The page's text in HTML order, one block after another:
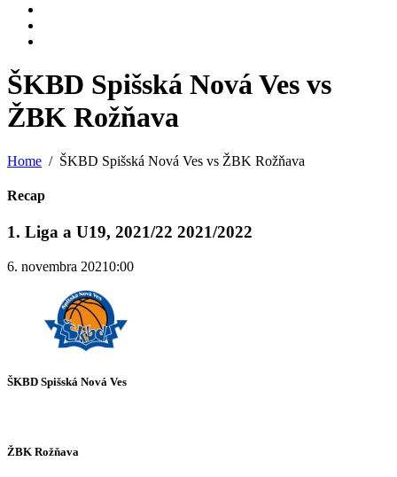
ŠKBD Spišská Nová Ves vs
ŽBK Rožňava
Home ŠKBD Spišská Nová Ves vs ŽBK Rožňava
Recap
1. Liga a U19, 2021/22 2021/2022
6. novembra 20210:00
ŠKBD Spišská Nová Ves
ŽBK Rožňava